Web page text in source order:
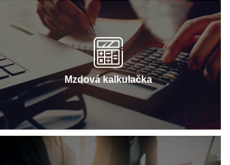
Mzdová kalkulačka